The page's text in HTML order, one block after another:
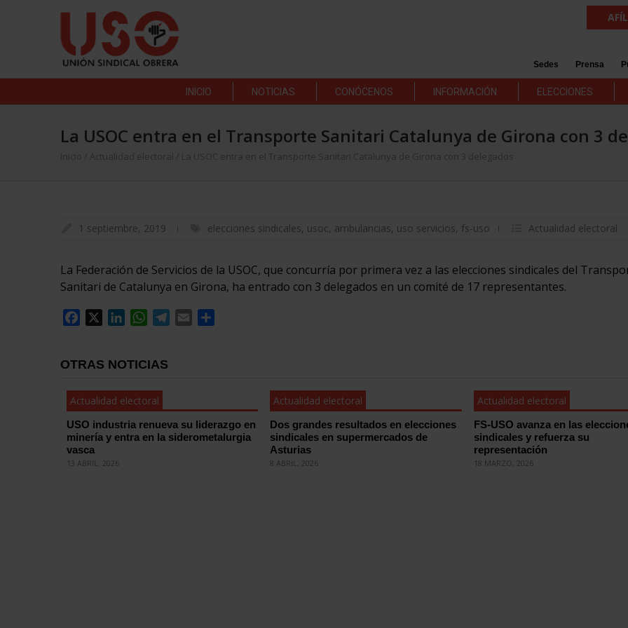
Sedes Prensa
INICIO NOTICIAS CONÓCENOS INFORMACIÓN ELECCIONES
La USOC entra en el Transporte Sanitari Catalunya de Girona con 3
Inicio Actualidad electoral La USOC entra en el Transporte Sanitari Catalunya de Girona con 3 delegados
1 septiembre, 2019 elecciones sindicales, usoc, ambulancias, uso servicios, fs-uso Actualidad electoral
La Federación de Servicios de la USOC, que concurría por primera vez a las elecciones sindicales del
Sanitari de Catalunya en Girona, ha entrado con 3 delegados en un comité de 17 representantes.
Facebook
LinkedInWhatsApp
Telegram
Email
OTRAS NOTICIAS
Actualidad electoral
USO industria renueva su liderazgo en
minería y entra en la siderometalurgia
vasca
13 ABRIL, 2026
Actualidad electoral
Dos grandes resultados en elecciones
sindicales en supermercados de
Asturias
8 ABRIL, 2026
Actualidad electoral
FS-USO avanza en las
sindicales y refuerza su
representación
18 MARZO, 2026